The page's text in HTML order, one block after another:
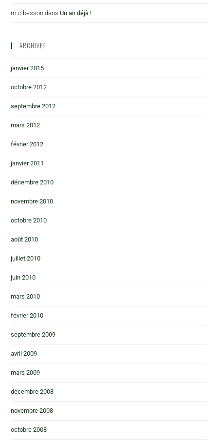
m o besson dansUn an déjà !
ARCHIVES
janvier 2015
octobre 2012
septembre 2012
mars 2012
février 2012
janvier 2011
décembre 2010
novembre 2010
octobre 2010
août 2010
juillet 2010
juin 2010
mars 2010
février 2010
septembre 2009
avril 2009
mars 2009
décembre 2008
novembre 2008
octobre 2008